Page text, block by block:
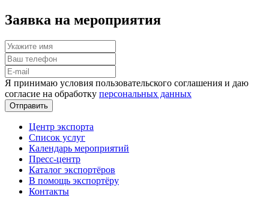
Заявка на мероприятия
Я принимаю условия пользовательского соглашения и даю
согласие на обработку персональных данных
Отправить
Центр экспорта
Список услуг
Календарь мероприятий
Пресс-центр
Каталог экспортёров
В помощь экспортёру
Контакты